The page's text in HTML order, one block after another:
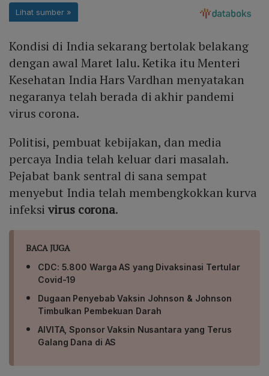
Kondisi di India sekarang bertolak belakang
dengan awal Maret lalu. Ketika itu Menteri
Kesehatan India Hars Vardhan menyatakan
negaranya telah berada di akhir pandemi
virus corona.
Politisi, pembuat kebijakan, dan media
percaya India telah keluar dari masalah.
Pejabat bank sentral di sana sempat
menyebut India telah membengkokkan kurva
infeksivirus corona.
BACA JUGA
CDC: 5.800 Warga AS yang Divaksinasi Tertular
Covid-19
Dugaan Penyebab Vaksin Johnson & Johnson
Timbulkan Pembekuan Darah
AIVITA, Sponsor Vaksin Nusantara yang Terus
Galang Dana di AS